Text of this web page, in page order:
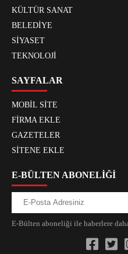
KÜLTÜR SANAT
BELEDİYE
SİYASET
TEKNOLOJİ
SAYFALAR
MOBİL SİTE
FİRMA EKLE
GAZETELER
SİTENE EKLE
E-BÜLTEN ABONELİĞİ
E-Bülten aboneliği ile haberlere